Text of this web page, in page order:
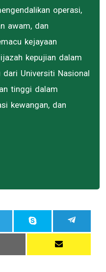
operasi,
awam, dan
kejayaan
kepujian dalam
Universiti Nasional
tinggi dalam
kewangan, dan